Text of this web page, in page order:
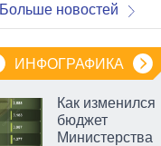
Больше новостей
ИНФОГРАФИКА
Как изменился
бюджет
Министерства